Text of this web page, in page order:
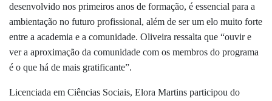
desenvolvido nos primeiros anos de formação, é essencial para a
ambientação no futuro profissional, além de ser um elo muito forte
entre a academia e a comunidade. Oliveira ressalta que “ouvir e
ver a aproximação da comunidade com os membros do programa
é o que há de mais gratificante”.
Licenciada em Ciências Sociais, Elora Martins participou do